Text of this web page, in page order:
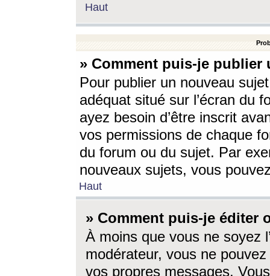
Haut
» Comment puis-je
Pour publier un nouveau
adéquat situé sur l’écran du
ayez besoin d’être inscrit
vos permissions de chaque
du forum ou du sujet. Par
nouveaux sujets, vous
Haut
» Comment puis-je éditer
À moins que vous ne soyez
modérateur, vous ne
vos propres messages.